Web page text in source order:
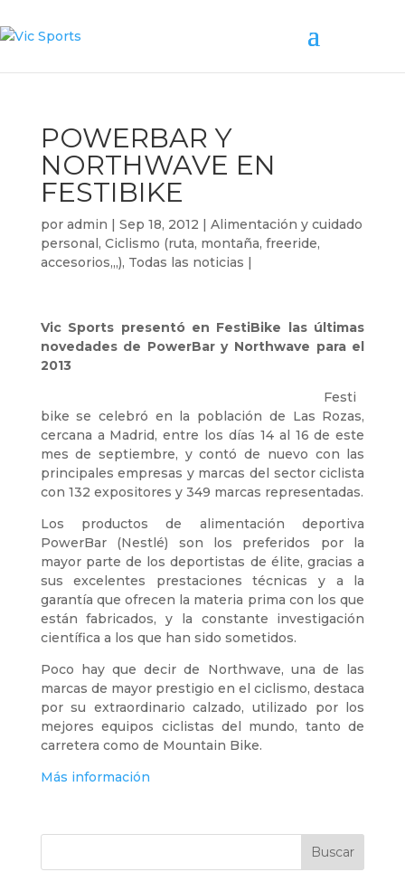
POWERBAR Y
NORTHWAVE EN
FESTIBIKE
por admin | Sep 18, 2012 | Alimentación y cuidado
personal, Ciclismo (ruta, montaña, freeride,
accesorios,,,), Todas las noticias |
Vic Sports presentó en FestiBike las últimas
novedades de PowerBar y Northwave para el
2013
Festi
bike se celebró en la población de Las Rozas,
cercana a Madrid, entre los días 14 al 16 de este
mes de septiembre, y contó de nuevo con las
principales empresas y marcas del sector ciclista
con 132 expositores y 349 marcas representadas.
Los productos de alimentación deportiva
PowerBar (Nestlé) son los preferidos por la
mayor parte de los deportistas de élite, gracias a
sus excelentes prestaciones técnicas y a la
garantía que ofrecen la materia prima con los que
están fabricados, y la constante investigación
científica a los que han sido sometidos.
Poco hay que decir de Northwave, una de las
marcas de mayor prestigio en el ciclismo, destaca
por su extraordinario calzado, utilizado por los
mejores equipos ciclistas del mundo, tanto de
carretera como de Mountain Bike.
Más información